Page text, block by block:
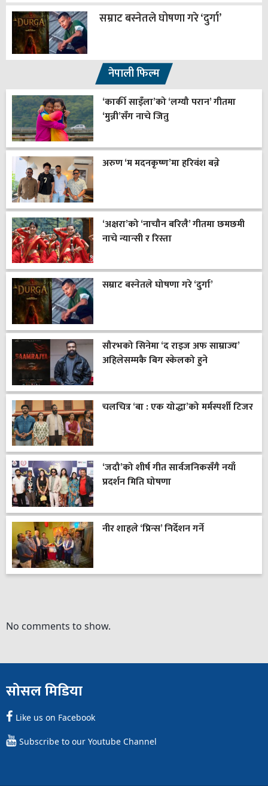
सम्राट बस्नेतले घोषणा गरे ‘दुर्गा’
नेपाली फिल्म
‘कार्की साइँला’को ‘लग्यौ परान’ गीतमा
‘मुन्नी’सँग नाचे जितु
अरुण ‘म मदनकृष्ण’मा हरिवंश बन्ने
‘अक्षरा’को ‘नाचौन बरिलै’ गीतमा छमछमी
नाचे न्यान्सी र रिस्ता
सम्राट बस्नेतले घोषणा गरे ‘दुर्गा’
सौरभको सिनेमा ‘द राइज अफ साम्राज्य’
अहिलेसम्मकै बिग स्केलको हुने
चलचित्र ‘बा : एक योद्धा’को मर्मस्पर्शी टिजर
‘जदौ’को शीर्ष गीत सार्वजनिकसँगै नयाँ
प्रदर्शन मिति घोषणा
नीर शाहले ‘प्रिन्स’ निर्देशन गर्ने
No comments to show.
सोसल मिडिया
Like us on Facebook
Subscribe to our Youtube Channel